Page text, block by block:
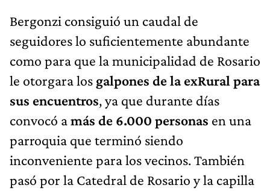
Bergonzi consiguió un caudal de
seguidores lo suficientemente abundante
como para que la municipalidad de Rosario
le otorgara los galpones de la exRural para
sus encuentros, ya que durante días
convocó amás de 6.000 personas en una
parroquia que terminó siendo
inconveniente para los vecinos. También
pasó por la Catedral de Rosario y la capilla